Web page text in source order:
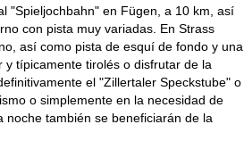
"Spieljochbahn" en Fügen, a 10 km, así
con pista muy variadas. En Strass
así como pista de esquí de fondo y una
típicamente tirolés o disfrutar de la
el "Zillertaler Speckstube" o
o simplemente en la necesidad de
también se beneficiarán de la